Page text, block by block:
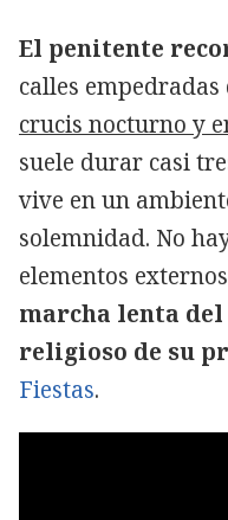
El penitente
calles
crucis nocturno y
suele durar casi
vive en un
solemnidad. No
elementos
marcha lenta
religioso de su
Fiestas.